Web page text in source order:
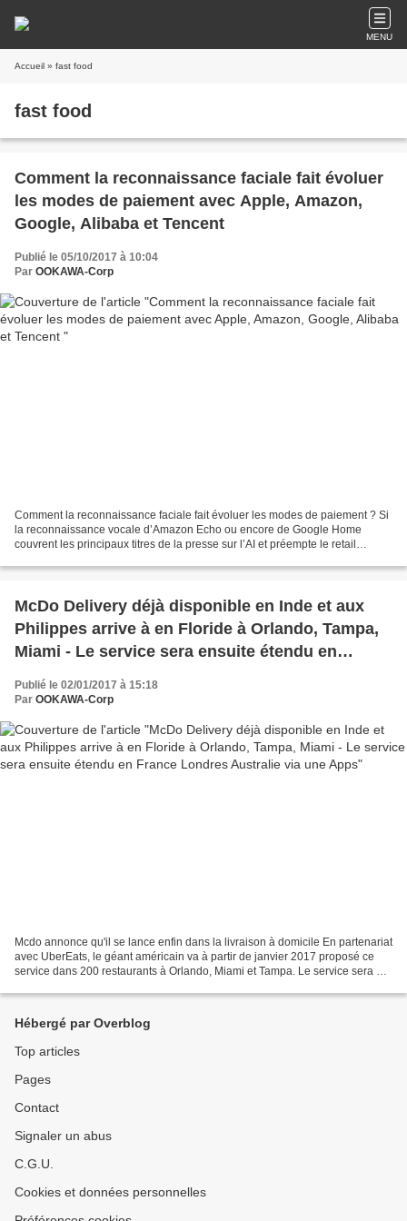
MENU
Accueil » fast food
fast food
Comment la reconnaissance faciale fait évoluer
les modes de paiement avec Apple, Amazon,
Google, Alibaba et Tencent
Publié le 05/10/2017 à 10:04
Par OOKAWA-Corp
Comment la reconnaissance faciale fait évoluer les modes de paiement ? Si
la reconnaissance vocale d’Amazon Echo ou encore de Google Home
couvrent les principaux titres de la presse sur l’AI et préempte le retail
McDo Delivery déjà disponible en Inde et aux
Philippes arrive à en Floride à Orlando, Tampa,
Miami - Le service sera ensuite étendu en
Publié le 02/01/2017 à 15:18
Par OOKAWA-Corp
Mcdo annonce qu'il se lance enfin dans la livraison à domicile En partenariat
avec UberEats, le géant américain va à partir de janvier 2017 proposé ce
service dans 200 restaurants à Orlando, Miami et Tampa. Le service sera par
Hébergé par Overblog
Top articles
Pages
Contact
Signaler un abus
C.G.U.
Cookies et données personnelles